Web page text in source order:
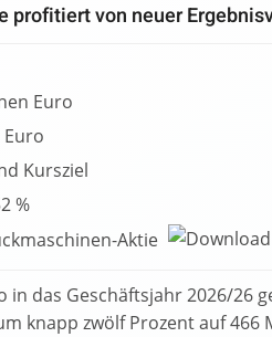
profitiert von neuer
Euro
Kursziel
%
Aktie
das Geschäftsjahr 2026/26
knapp zwölf Prozent auf 466